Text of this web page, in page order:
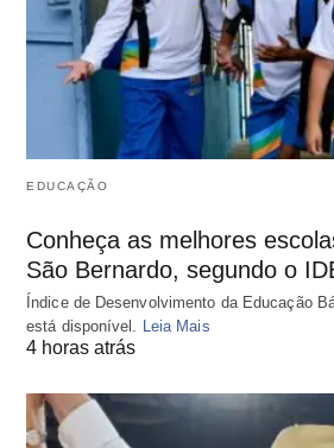
EDUCAÇÃO
Conheça as melhores
São Bernardo, segundo o
Índice de Desenvolvimento da Educação
está disponível.
Leia Mais
4 horas atrás